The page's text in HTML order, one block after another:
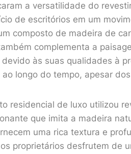
a versatilidade do
de escritórios em um
composto de madeira de
complementa a
às suas qualidades à
longo do tempo, apesar
residencial de luxo utilizou
que imita a madeira
uma rica textura e
proprietários desfrutem de